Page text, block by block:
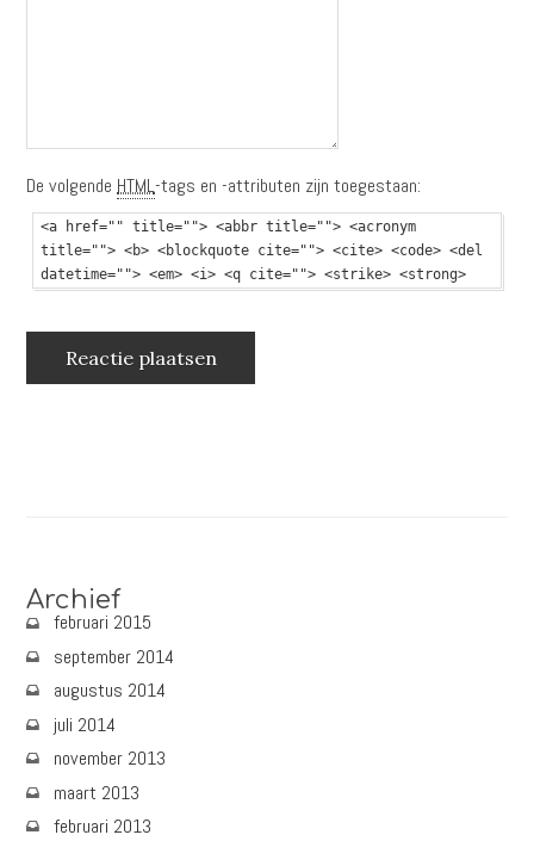
De volgendeHTML-tags en -attributen zijn toegestaan:
<a href="" title=""> <abbr title=""> <acronym
title=""> <b> <blockquote cite=""> <cite> <code> <del
datetime=""> <em> <i> <q cite=""> <strike> <strong>
Archief
februari 2015
september 2014
augustus 2014
juli 2014
november 2013
maart 2013
februari 2013